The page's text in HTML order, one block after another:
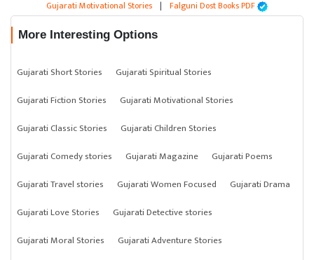
Gujarati Motivational Stories | Falguni Dost Books PDF
More Interesting Options
Gujarati Short Stories
Gujarati Spiritual Stories
Gujarati Fiction Stories
Gujarati Motivational Stories
Gujarati Classic Stories
Gujarati Children Stories
Gujarati Comedy stories
Gujarati Magazine
Gujarati Poems
Gujarati Travel stories
Gujarati Women Focused
Gujarati Drama
Gujarati Love Stories
Gujarati Detective stories
Gujarati Moral Stories
Gujarati Adventure Stories